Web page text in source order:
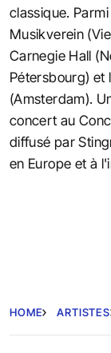
classique.
Musikverein
Carnegie Hall
Pétersbourg) et
(Amsterdam).
concert au
diffusé par
en Europe et à
HOME ARTISTES